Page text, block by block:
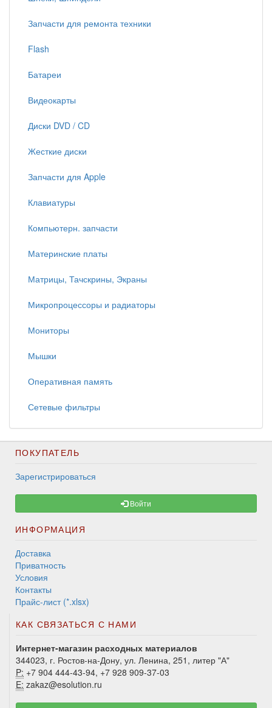
Запчасти для ремонта техники
Flash
Батареи
Видеокарты
Диски DVD / CD
Жесткие диски
Запчасти для Apple
Клавиатуры
Компьютерн. запчасти
Материнские платы
Матрицы, Тачскрины, Экраны
Микропроцессоры и радиаторы
Мониторы
Мышки
Оперативная память
Сетевые фильтры
ПОКУПАТЕЛЬ
Зарегистрироваться
Войти
ИНФОРМАЦИЯ
Доставка
Приватность
Условия
Контакты
Прайс-лист (*.xlsx)
КАК СВЯЗАТЬСЯ С НАМИ
Интернет-магазин расходных материалов
344023, г. Ростов-на-Дону, ул. Ленина, 251, литер "А"
P: +7 904 444-43-94, +7 928 909-37-03
E: zakaz@esolution.ru